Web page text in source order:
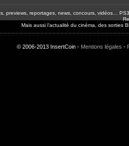
previews, reportages, news, concours, vidéos…
Mais aussi l'actualité du cinéma, des sorties
© 2006-2013 InsertCoin - Mentions légales -